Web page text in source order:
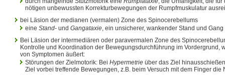
nötigen unbewussten Korrekturbewegungen der Rumpfmuskulatur
bei Läsion der medianen (vermalen) Zone des Spinocerebellums
eine Stand- und Gangataxie, ein unsicherer, wankender Stand und
Bei Läsion der intermediären oder paravermalen Zone des
Kontrolle und Koordination der Bewegungsdurchführung im Vordergrund,
von Symptomen äußert:
Störungen der Zielmotorik: Bei Hypermetrie über das Ziel
Ziel vorbei treffende Bewegungen, z.B. beim Versuch mit dem Finger die